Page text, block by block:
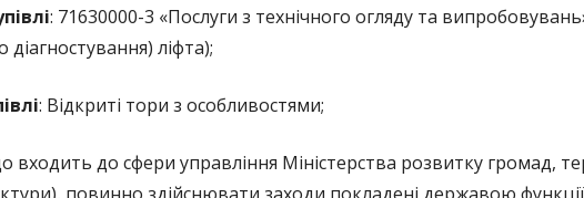
БАЗА ЗНАНЬ ДЕКЛАРАНТА
: 71630000-3 «Послуги з технічного огляду та
діагностування) ліфта);
: Відкриті тори з особливостями;
до сфери управління Міністерства розвитку громад,
повинно здійснювати заходи покладені державою